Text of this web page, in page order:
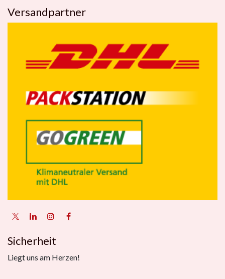
Versandpartner
Sicherheit
Liegt uns am Herzen!